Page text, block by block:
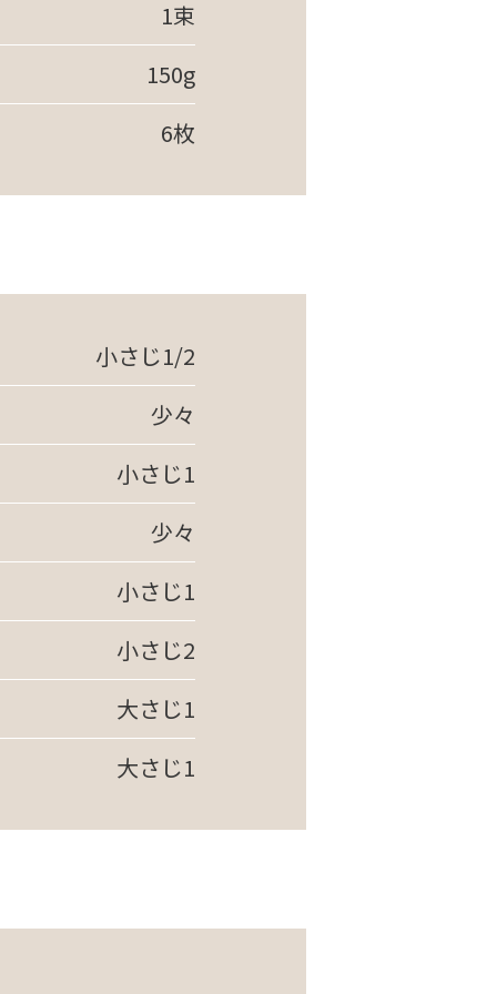
1束
150g
6枚
小さじ1/2
少々
小さじ1
少々
小さじ1
小さじ2
大さじ1
大さじ1